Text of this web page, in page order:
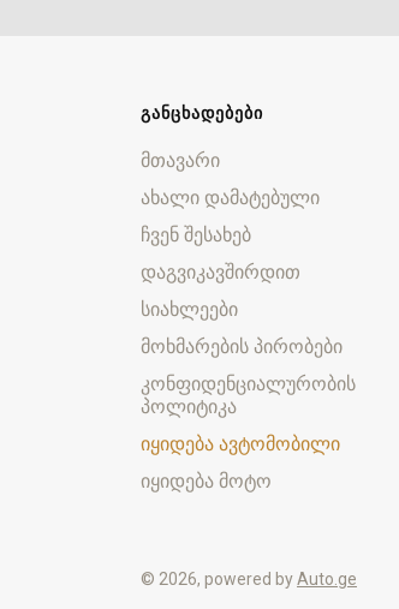
ᲒᲐᲜᲪᲮᲐᲓᲔᲑᲔᲑᲘ
მთავარი
ახალი დამატებული
ჩვენ შესახებ
დაგვიკავშირდით
სიახლეები
მოხმარების პირობები
კონფიდენციალურობის
პოლიტიკა
იყიდება ავტომობილი
იყიდება მოტო
© 2026, powered byAuto.ge